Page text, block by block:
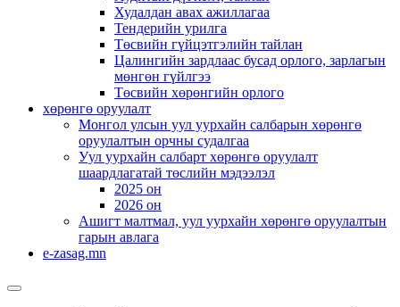
Худалдан авах ажиллагаа
Тендерийн урилга
Төсвийн гүйцэтгэлийн тайлан
Цалингийн зардлаас бусад орлого, зарлагын
мөнгөн гүйлгээ
Төсвийн хөрөнгийн орлого
хөрөнгө оруулалт
Монгол улсын уул уурхайн салбарын хөрөнгө
оруулалтын орчны судалгаа
Уул уурхайн салбарт хөрөнгө оруулалт
шаардлагатай төслийн мэдээлэл
2025 он
2026 он
Ашигт малтмал, уул уурхайн хөрөнгө оруулалтын
гарын авлага
e-zasag.mn